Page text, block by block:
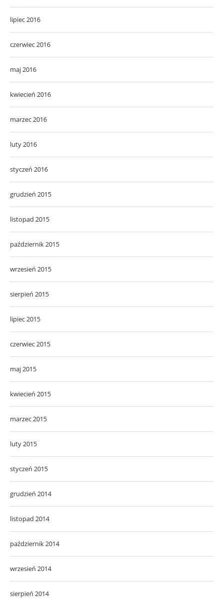
lipiec 2016
czerwiec 2016
maj 2016
kwiecień 2016
marzec 2016
luty 2016
styczeń 2016
grudzień 2015
listopad 2015
październik 2015
wrzesień 2015
sierpień 2015
lipiec 2015
czerwiec 2015
maj 2015
kwiecień 2015
marzec 2015
luty 2015
styczeń 2015
grudzień 2014
listopad 2014
październik 2014
wrzesień 2014
sierpień 2014